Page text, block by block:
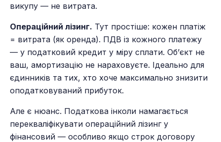
викупу — не витрата.
Операційний лізинг. Тут простіше: кожен платіж
= витрата (як оренда). ПДВ із кожного платежу
— у податковий кредит у міру сплати. Об’єкт не
ваш, амортизацію не нараховуєте. Ідеально для
єдинників та тих, хто хоче максимально знизити
оподатковуваний прибуток.
Але є нюанс. Податкова інколи намагається
перекваліфікувати операційний лізинг у
фінансовий — особливо якщо строк договору